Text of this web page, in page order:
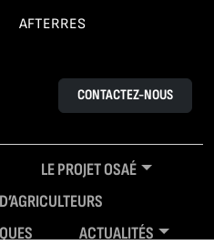
AFTERRES
CONTACTEZ-NOUS
LE PROJET OSAÉ
ACTUALITÉS